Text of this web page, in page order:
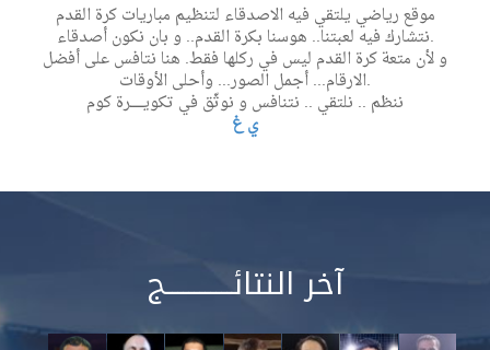
موقع رياضي يلتقي فيه الاصدقاء لتنظيم مباريات كرة القدم
نتشارك فيه لعبتنا.. هوسنا بكرة القدم.. و بان نكون أصدقاء.
و لأن متعة كرة القدم ليس في ركلها فقط. هنا نتافس على أفضل
الارقام... أجمل الصور... وأحلى الأوقات.
ننظم .. نلتقي .. نتنافس و نوثّق في تكويــــــرة كوم
ي غ
آخر النتائــــــــــــج